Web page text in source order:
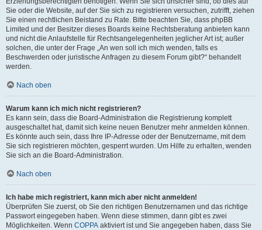
Sie oder die Website, auf der Sie sich zu registrieren versuchen, zutrifft, ziehen
Sie einen rechtlichen Beistand zu Rate. Bitte beachten Sie, dass phpBB
Limited und der Besitzer dieses Boards keine Rechtsberatung anbieten kann
und nicht die Anlaufstelle für Rechtsangelegenheiten jeglicher Art ist; außer
solchen, die unter der Frage „An wen soll ich mich wenden, falls es
Beschwerden oder juristische Anfragen zu diesem Forum gibt?“ behandelt
werden.
Nach oben
Warum kann ich mich nicht registrieren?
Es kann sein, dass die Board-Administration die Registrierung komplett
ausgeschaltet hat, damit sich keine neuen Benutzer mehr anmelden können.
Es könnte auch sein, dass Ihre IP-Adresse oder der Benutzername, mit dem
Sie sich registrieren möchten, gesperrt wurden. Um Hilfe zu erhalten, wenden
Sie sich an die Board-Administration.
Nach oben
Ich habe mich registriert, kann mich aber nicht anmelden!
Überprüfen Sie zuerst, ob Sie den richtigen Benutzernamen und das richtige
Passwort eingegeben haben. Wenn diese stimmen, dann gibt es zwei
Möglichkeiten. Wenn COPPA aktiviert ist und Sie angegeben haben, dass Sie